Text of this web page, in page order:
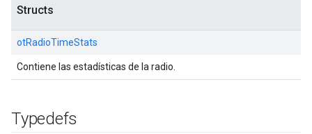
Structs
otRadioTimeStats
Contiene las estadísticas de la radio.
Typedefs